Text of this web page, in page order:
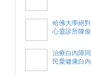
哈佛大學絕
心靈診所陳俊
治療白內障
民愛健康白